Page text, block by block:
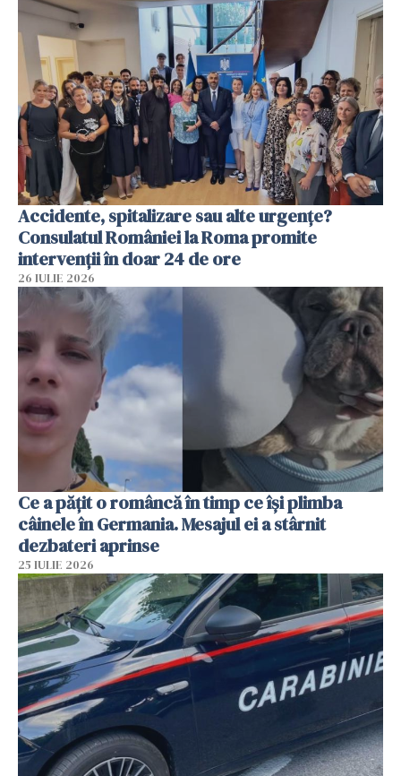
Accidente, spitalizare sau alte urgențe?
Consulatul României la Roma promite
intervenții în doar 24 de ore
26 IULIE 2026
Ce a pățit o româncă în timp ce își plimba
câinele în Germania. Mesajul ei a stârnit
dezbateri aprinse
25 IULIE 2026